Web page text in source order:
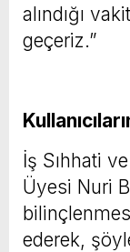
alındığı
geçeriz.”
İş Sıhhati
Üyesi Nuri
ederek,